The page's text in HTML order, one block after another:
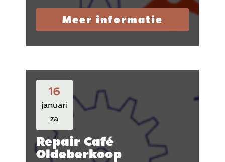
Meer informatie
16
januari
za
Repair Café
Oldeberkoop